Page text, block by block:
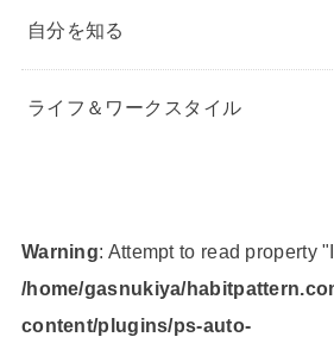
自分を知る
ライフ＆ワークスタイル
Warning: Attempt to read property
/home/gasnukiya/
content/plugins/ps-auto-